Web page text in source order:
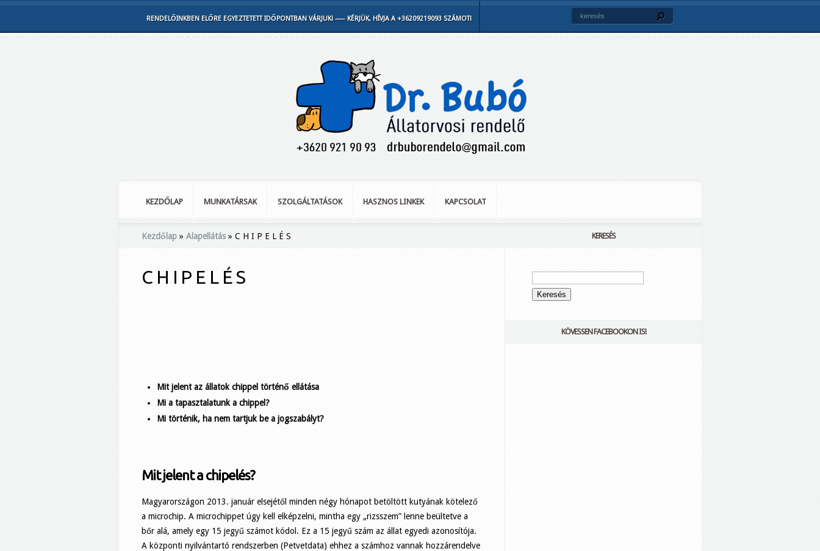
RENDELŐINKBEN ELŐRE EGYEZTETETT IDŐPONTBAN VÁRJUK! —– KÉRJÜK, HÍVJA A +36209219093 SZÁMOT!
KEZDŐLAP MUNKATÁRSAK SZOLGÁLTATÁSOK HASZNOS LINKEK KAPCSOLAT
Kezdőlap » Alapellátás » C H I P E L É S
C H I P E L É S
Mit jelent az állatok chippel történő ellátása
Mi a tapasztalatunk a chippel?
Mi történik, ha nem tartjuk be a jogszabályt?
Mit jelent a chipelés?
Magyarországon 2013. január elsejétől minden négy hónapot betöltött kutyának kötelező
a microchip. A microchippet úgy kell elképzelni, mintha egy „rizsszem” lenne beültetve a
bőr alá, amely egy 15 jegyű számot kódol. Ez a 15 jegyű szám az állat egyedi azonosítója.
A központi nyilvántartó rendszerben (Petvetdata) ehhez a számhoz vannak hozzárendelve
KERESÉS
KÖVESSEN FACEBOOKON IS!